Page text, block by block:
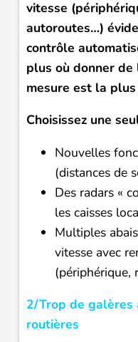
vitesse
autoroutes…)
contrôle
plus où donner
mesure est la
Choisissez une
Nouvelles
(distances de
Des radars «
les caisses
Multiples
vitesse avec
(périphérique,
2/Trop de galères
routières